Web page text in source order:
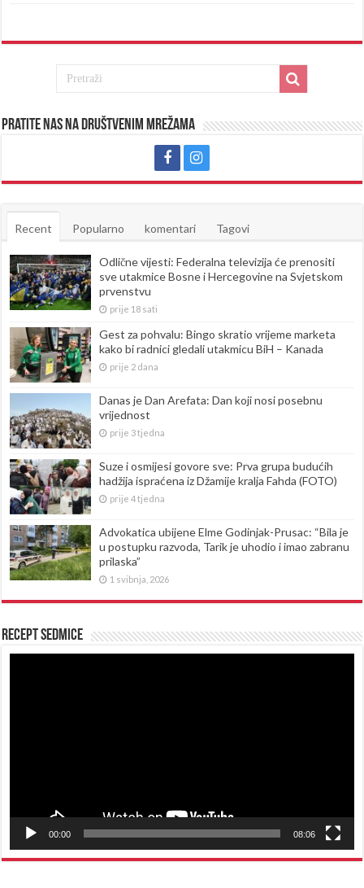
Pratite nas na društvenim mrežama
Recent Popularno komentari Tagovi
Odlične vijesti: Federalna televizija će prenositi
sve utakmice Bosne i Hercegovine na Svjetskom
prvenstvu
prije 18 sati
Gest za pohvalu: Bingo skratio vrijeme marketa
kako bi radnici gledali utakmicu BiH – Kanada
prije 2 dana
Danas je Dan Arefata: Dan koji nosi posebnu
vrijednost
prije 3 tjedna
Suze i osmijesi govore sve: Prva grupa budućih
hadžija ispraćena iz Džamije kralja Fahda (FOTO)
prije 4 tjedna
Advokatica ubijene Elme Godinjak-Prusac: “Bila je
u postupku razvoda, Tarik je uhodio i imao zabranu
prilaska”
1 svibnja, 2026
Recept sedmice
00:00 08:06